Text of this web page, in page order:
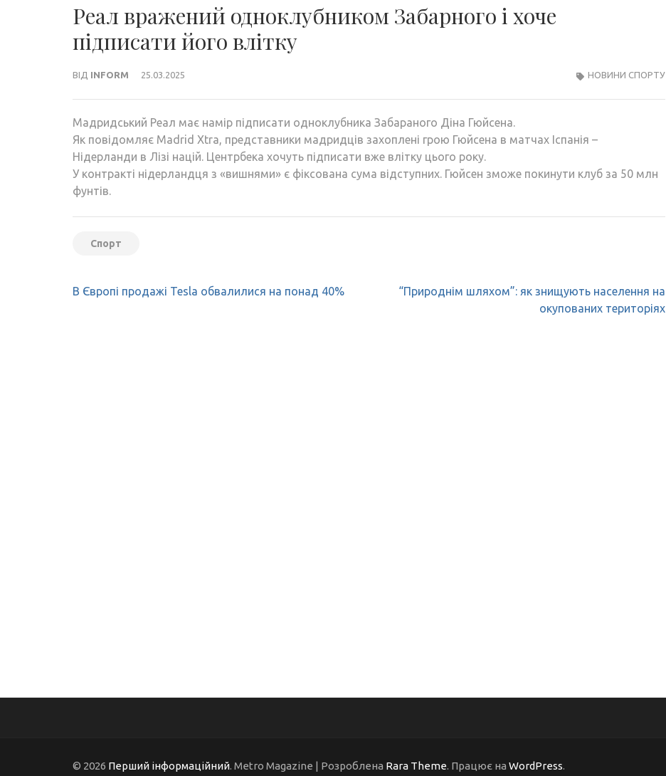
Реал вражений одноклубником Забарного і хоче
підписати його влітку
ВІД INFORM 25.03.2025 НОВИНИ СПОРТУ
Мадридський Реал має намір підписати одноклубника Забараного Діна Гюйсена.
Як повідомляє Madrid Xtra, представники мадридців захоплені грою Гюйсена в матчах Іспанія –
Нідерланди в Лізі націй. Центрбека хочуть підписати вже влітку цього року.
У контракті нідерландця з «вишнями» є фіксована сума відступних. Гюйсен зможе покинути клуб за 50 млн
фунтів.
Спорт
Навігація
В Європі продажі Tesla обвалилися на понад 40%
“Природнім шляхом”: як знищують населення на
окупованих територіях
© 2026 Перший інформаційний. Metro Magazine | Розроблена Rara Theme. Працює на WordPress.